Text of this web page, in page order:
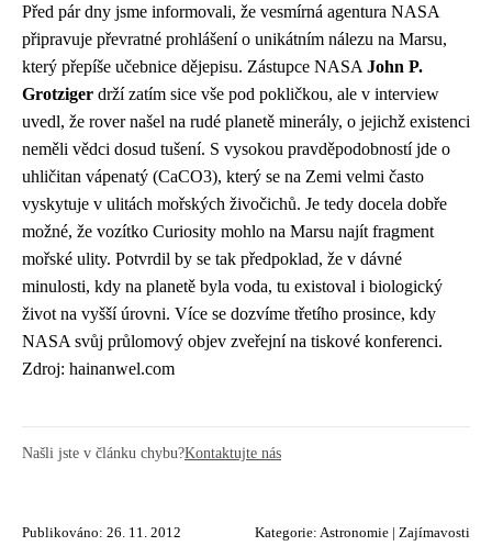
Před pár dny jsme informovali, že vesmírná agentura NASA
připravuje převratné prohlášení o unikátním nálezu na Marsu,
který přepíše učebnice dějepisu. Zástupce NASA John P.
Grotziger drží zatím sice vše pod pokličkou, ale v interview
uvedl, že rover našel na rudé planetě minerály, o jejichž existenci
neměli vědci dosud tušení. S vysokou pravděpodobností jde o
uhličitan vápenatý (CaCO3), který se na Zemi velmi často
vyskytuje v ulitách mořských živočichů. Je tedy docela dobře
možné, že vozítko Curiosity mohlo na Marsu najít fragment
mořské ulity. Potvrdil by se tak předpoklad, že v dávné
minulosti, kdy na planetě byla voda, tu existoval i biologický
život na vyšší úrovni. Více se dozvíme třetího prosince, kdy
NASA svůj průlomový objev zveřejní na tiskové konferenci.
Zdroj: hainanwel.com
Našli jste v článku chybu?Kontaktujte nás
Publikováno: 26. 11. 2012 Kategorie: Astronomie | Zajímavosti